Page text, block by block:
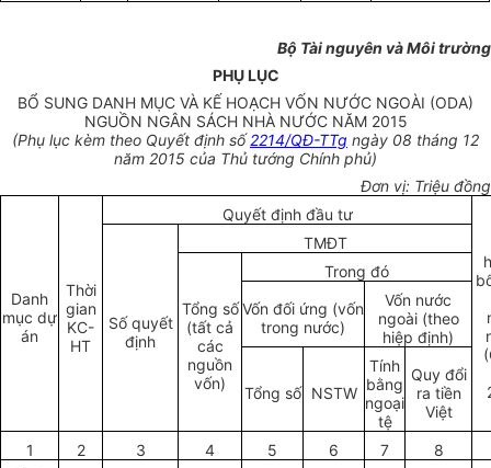
Bộ Tài nguyên và Môi trường
PHỤ LỤC
BỔ SUNG DANH MỤC VÀ KẾ HOẠCH VỐN NƯỚC NGOÀI (ODA)
NGUỒN NGÂN SÁCH NHÀ NƯỚC NĂM 2015
(Phụ lục kèm theo Quyết định số2214/QĐ-TTg ngày 08 tháng 12
năm 2015 của Thủ tướng Chính phủ)
Đơn vị: Triệu đồng
Danh
mục dự
án
Thời
gian
KC-
HT
Quyết định đầu tư
Số quyết
định
TMĐT
Tổng số
(tất cả
các
nguồn
vốn)
Trong đó
Vốn đối ứng (vốn
trong nước)
Vốn nước
ngoài (theo
hiệp định)
Tổng số NSTW
Tính
bằng
ngoại
tệ
Quy đổi
ra tiền
Việt
1 2 3 4 5 6 7
8